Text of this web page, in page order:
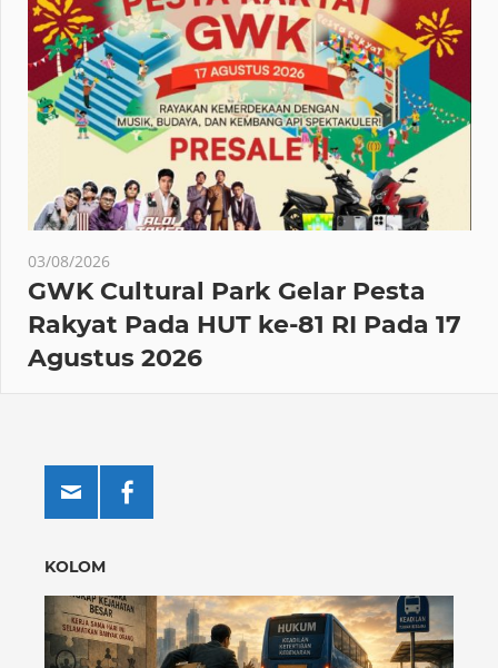
03/08/2026
GWK Cultural Park Gelar Pesta
Rakyat Pada HUT ke-81 RI Pada 17
Agustus 2026
KOLOM